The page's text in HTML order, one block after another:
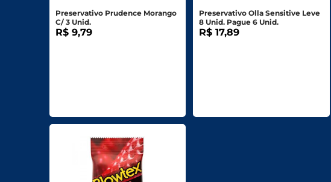
Mercearia
Carnes, Aves E Peixes
Frios E Laticínios
Preservativo Prudence Morango
C/ 3 Unid.
R$ 9,79
Preservativo Olla Sensitive Leve
8 Unid. Pague 6 Unid.
R$ 17,89